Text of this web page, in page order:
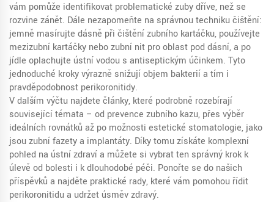
vám pomůže identifikovat problematické zuby dříve, než se
rozvine zánět. Dále nezapomeňte na správnou techniku čištění:
jemně masírujte dásně při čištění zubního kartáčku, používejte
mezizubní kartáčky nebo zubní nit pro oblast pod dásní, a po
jídle oplachujte ústní vodou s antiseptickým účinkem. Tyto
jednoduché kroky výrazně snižují objem bakterií a tím i
pravděpodobnost perikoronitidy.
V dalším výčtu najdete články, které podrobně rozebírají
související témata – od prevence zubního kazu, přes výběr
ideálních rovnátků až po možnosti estetické stomatologie, jako
jsou zubní fazety a implantáty. Díky tomu získáte komplexní
pohled na ústní zdraví a můžete si vybrat ten správný krok k
úlevě od bolesti i k dlouhodobé péči. Ponořte se do našich
příspěvků a najděte praktické rady, které vám pomohou řídit
perikoronitidu a udržet úsměv zdravý.